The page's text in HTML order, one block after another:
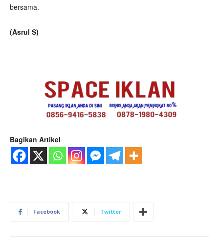
bersama.
(Asrul S)
Bagikan Artikel
Facebook Twitter